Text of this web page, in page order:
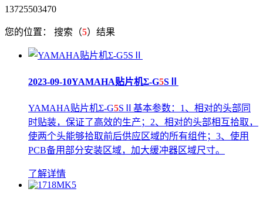
13725503470
您的位置： 搜索（5）结果
2023-09-10YAMAHA贴片机Σ-G5SⅡ
YAMAHA贴片机Σ-G5SⅡ基本参数：1、相对的头部同
时贴装，保证了高效的生产；2、相对的头部相互拾取，
使两个头能够拾取前后供应区域的所有组件；3、使用
PCB备用部分安装区域，加大缓冲器区域尺寸。
了解详情